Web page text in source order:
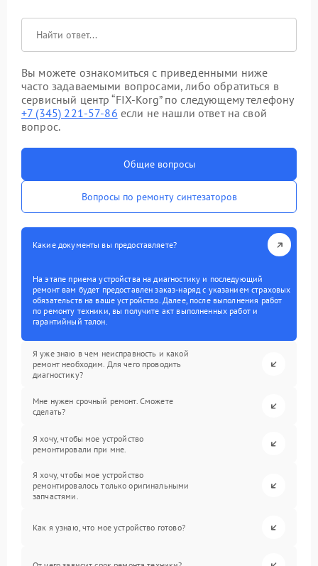
Вы можете ознакомиться с приведенными ниже
часто задаваемыми вопросами, либо обратиться в
сервисный центр “FIX-Korg” по следующему телефону
+7 (345) 221-57-86 если не нашли ответ на свой
вопрос.
Общие вопросы
Вопросы по ремонту синтезаторов
Какие документы вы предоставляете?
На этапе приема устройства на диагностику и последующий
ремонт вам будет предоставлен заказ-наряд с указанием страховых
обязательств на ваше устройство. Далее, после выполнения работ
по ремонту техники, вы получите акт выполненных работ и
гарантийный талон.
Я уже знаю в чем неисправность и какой
ремонт необходим. Для чего проводить
диагностику?
Мне нужен срочный ремонт. Сможете
сделать?
Я хочу, чтобы мое устройство
ремонтировали при мне.
Я хочу, чтобы мое устройство
ремонтировалось только оригинальными
запчастями.
Как я узнаю, что мое устройство готово?